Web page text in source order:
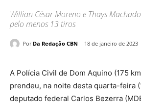
Willian César Moreno e Thays
pelo menos 13 tiros
Por Da Redação CBN 18 de janeiro de 2023
A Polícia Civil de Dom Aquino (175
prendeu, na noite desta quarta-feira
deputado federal Carlos Bezerra